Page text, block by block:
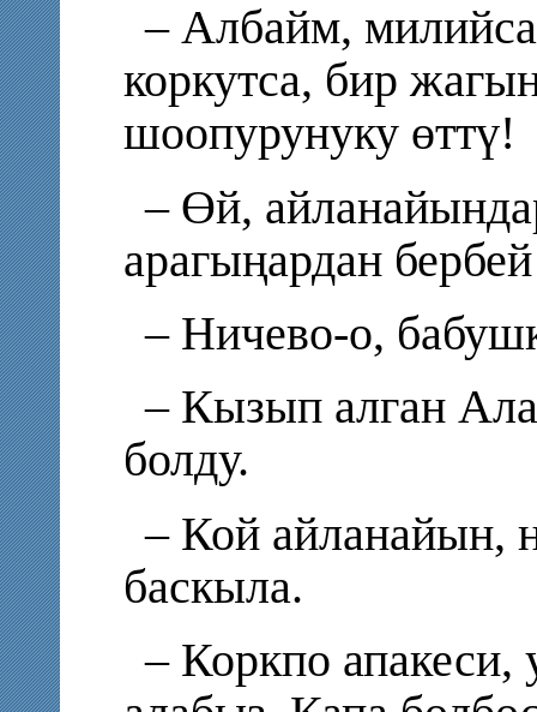
– Албайм,
коркутса, бир
шоопурунуку өттү!
– Өй,
арагыңардан
– Ничево-о,
– Кызып алган
болду.
– Кой айланайын,
баскыла.
– Коркпо